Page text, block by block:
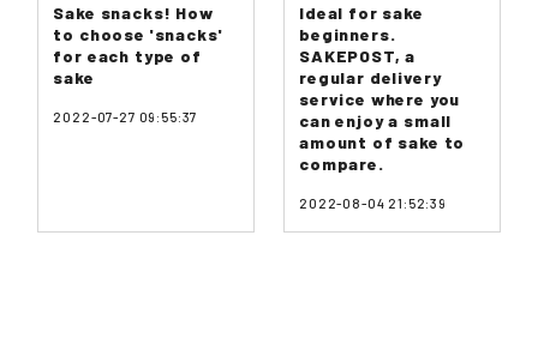
Sake snacks! How
to choose 'snacks'
for each type of
sake
2022-07-27 09:55:37
Ideal for sake
beginners.
SAKEPOST, a
regular delivery
service where you
can enjoy a small
amount of sake to
compare.
2022-08-04 21:52:39